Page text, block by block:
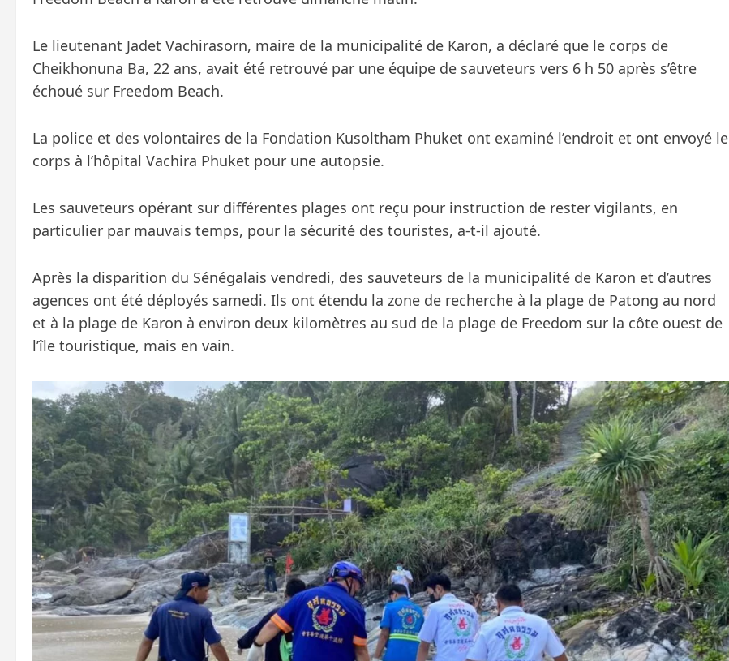
Le lieutenant Jadet Vachirasorn, maire de la municipalité de Karon, a déclaré que le corps de
Cheikhonuna Ba, 22 ans, avait été retrouvé par une équipe de sauveteurs vers 6 h 50 après s’être
échoué sur Freedom Beach.
La police et des volontaires de la Fondation Kusoltham Phuket ont examiné l’endroit et ont envoyé le
corps à l’hôpital Vachira Phuket pour une autopsie.
Les sauveteurs opérant sur différentes plages ont reçu pour instruction de rester vigilants, en
particulier par mauvais temps, pour la sécurité des touristes, a-t-il ajouté.
Après la disparition du Sénégalais vendredi, des sauveteurs de la municipalité de Karon et d’autres
agences ont été déployés samedi. Ils ont étendu la zone de recherche à la plage de Patong au nord
et à la plage de Karon à environ deux kilomètres au sud de la plage de Freedom sur la côte ouest de
l’île touristique, mais en vain.